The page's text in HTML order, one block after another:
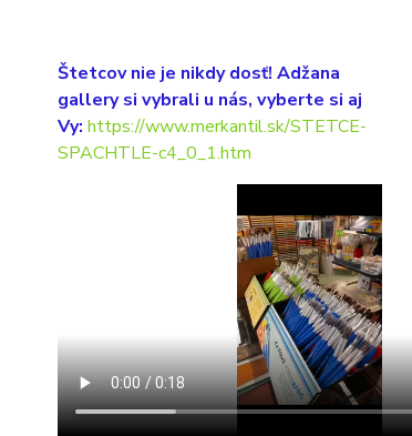
Štetcov nie je nikdy dosť! Adžana
gallery si vybrali u nás, vyberte si aj
Vy: https://www.merkantil.sk/STETCE-
SPACHTLE-c4_0_1.htm